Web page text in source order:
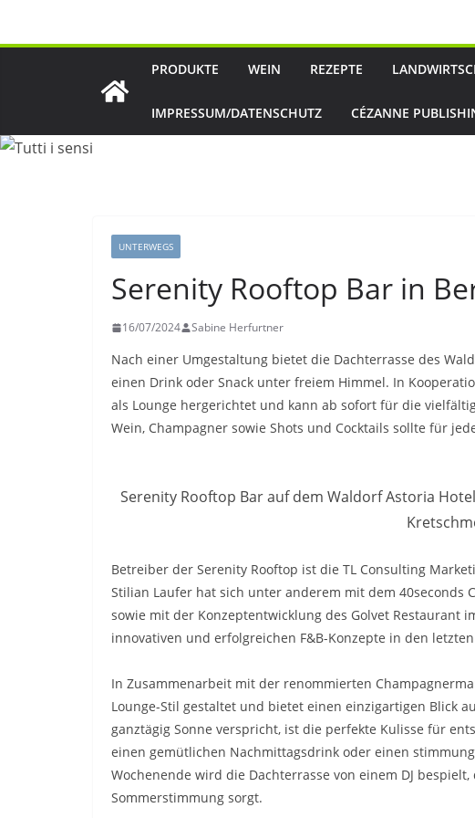
PRODUKTE WEIN REZEPTE
IMPRESSUM/DATENSCHUTZ CÉZANNE
UNTERWEGS
Serenity Rooftop Bar in
16/07/2024 Sabine Herfurtner
Nach einer Umgestaltung bietet die Dachterrasse des
einen Drink oder Snack unter freiem Himmel. In
als Lounge hergerichtet und kann ab sofort für die
Wein, Champagner sowie Shots und Cocktails sollte für
Serenity Rooftop Bar auf dem Waldorf Astoria
Betreiber der Serenity Rooftop ist die TL Consulting
Stilian Laufer hat sich unter anderem mit dem 40seconds
sowie mit der Konzeptentwicklung des Golvet Restaurant
innovativen und erfolgreichen F&B-Konzepte in den
In Zusammenarbeit mit der renommierten
Lounge-Stil gestaltet und bietet einen einzigartigen Blick
ganztägig Sonne verspricht, ist die perfekte Kulisse für
einen gemütlichen Nachmittagsdrink oder einen
Wochenende wird die Dachterrasse von einem DJ
Sommerstimmung sorgt.